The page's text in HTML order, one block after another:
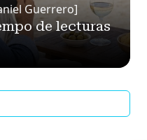
Guerrero]
de lecturas